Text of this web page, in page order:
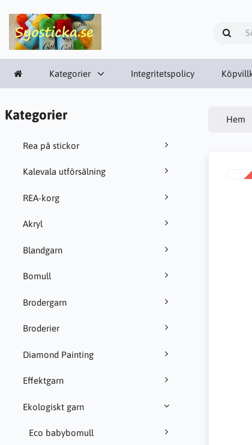
Kategorier Integritetspolicy
Kategorier
Rea på stickor
Kalevala utförsälning
REA-korg
Akryl
Blandgarn
Bomull
Brodergarn
Broderier
Diamond Painting
Effektgarn
Ekologiskt garn
Eco babybomull
Hem